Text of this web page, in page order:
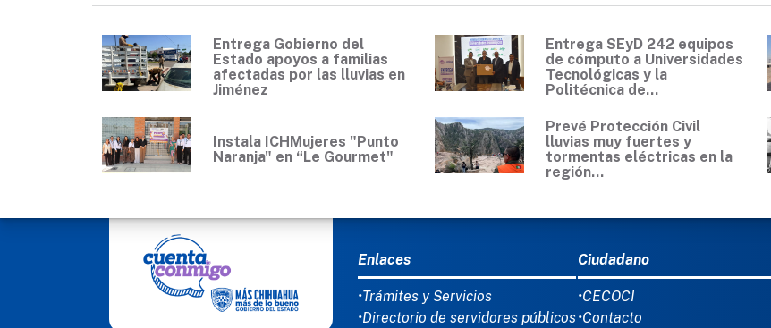
Entrega Gobierno del
Estado apoyos a familias
afectadas por las lluvias en
Jiménez
Entrega SEyD 242 equipos
de cómputo a Universidades
Tecnológicas y la
Politécnica de...
Instala ICHMujeres "Punto
Naranja" en “Le Gourmet"
Prevé Protección Civil
lluvias muy fuertes y
tormentas eléctricas en la
región...
MENÚ DEL PIE
Enlaces
•Trámites y Servicios
•Directorio de servidores públicos
Ciudadano
•CECOCI
•Contacto